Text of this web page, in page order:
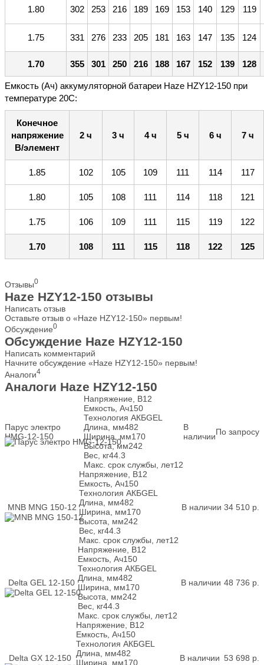
1.80 302 253 216 189 169 153 140 129 119
1.75 331 276 233 205 181 163 147 135 124
1.70 355 301 250 216 188 167 152 139 128
Емкость (Ач) аккумуляторной батареи Haze HZY12-150 при
температуре 20С:
Конечное
напряжение
В/элемент
2 ч 3 ч 4 ч 5 ч 6 ч 7 ч
1.85 102 105 109 111 114 117
1.80 105 108 111 114 118 121
1.75 106 109 111 115 119 122
1.70 108 111 115 118 122 125
Отзывы0
Haze HZY12-150 отзывы
Написать отзыв
Оставьте отзыв о «Haze HZY12-150» первым!
Обсуждение0
Обсуждение Haze HZY12-150
Написать комментарий
Начните обсуждение «Haze HZY12-150» первым!
Аналоги4
Аналоги Haze HZY12-150
Парус электро
HMG-12-150
Напряжение, В12
Емкость, Ач150
Технология АКБGEL
Длина, мм482
Ширина, мм170
Высота, мм242
Вес, кг44.3
Макс. срок службы, лет12
В
наличииПо запросу
MNB MNG 150-12
Напряжение, В12
Емкость, Ач150
Технология АКБGEL
Длина, мм482
Ширина, мм170
Высота, мм242
Вес, кг44.3
Макс. срок службы, лет12
В наличии 34 510 р.
Delta GEL 12-150
Напряжение, В12
Емкость, Ач150
Технология АКБGEL
Длина, мм482
Ширина, мм170
Высота, мм242
Вес, кг44.3
Макс. срок службы, лет12
В наличии 48 736 р.
Delta GX 12-150
Напряжение, В12
Емкость, Ач150
Технология АКБGEL
Длина, мм482
Ширина, мм170
В наличии 53 698 р.